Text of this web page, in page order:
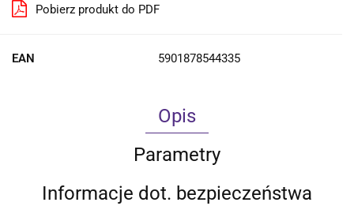
Pobierz produkt do PDF
EAN 5901878544335
Opis
Parametry
Informacje dot. bezpieczeństwa